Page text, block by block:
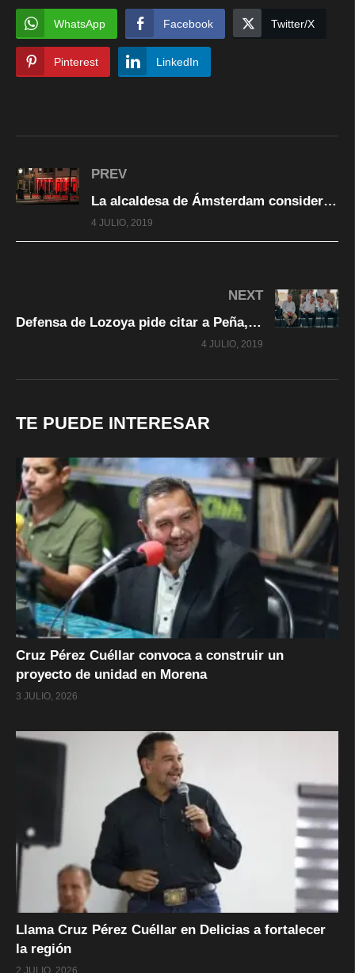
WhatsApp Facebook Twitter/X
Pinterest LinkedIn
PREV
La alcaldesa de Ámsterdam considera cerrar el Barrio Rojo dadas las condiciones inaceptables que sufren las trabajadoras sexuales
4 JULIO, 2019
NEXT
Defensa de Lozoya pide citar a Peña, Videgaray, Coldwell, Ochoa…
4 JULIO, 2019
TE PUEDE INTERESAR
Cruz Pérez Cuéllar convoca a construir un
proyecto de unidad en Morena
3 JULIO, 2026
Llama Cruz Pérez Cuéllar en Delicias a fortalecer
la región